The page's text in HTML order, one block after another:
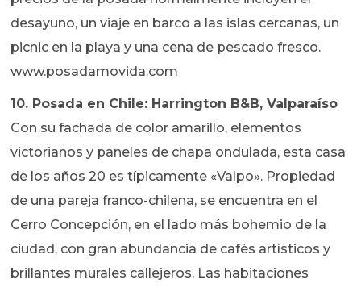
desayuno, un viaje en barco a las islas cercanas, un
picnic en la playa y una cena de pescado fresco.
www.posadamovida.com
10. Posada en Chile: Harrington B&B, Valparaíso
Con su fachada de color amarillo, elementos
victorianos y paneles de chapa ondulada, esta casa
de los años 20 es típicamente «Valpo». Propiedad
de una pareja franco-chilena, se encuentra en el
Cerro Concepción, en el lado más bohemio de la
ciudad, con gran abundancia de cafés artísticos y
brillantes murales callejeros. Las habitaciones